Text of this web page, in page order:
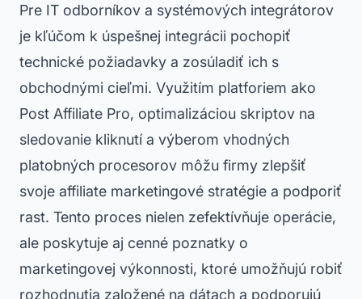
Pre IT odborníkov a systémových integrátorov
je kľúčom k úspešnej integrácii pochopiť
technické požiadavky a zosúladiť ich s
obchodnými cieľmi. Využitím platforiem ako
Post Affiliate Pro, optimalizáciou skriptov na
sledovanie kliknutí a výberom vhodných
platobných procesorov môžu firmy zlepšiť
svoje affiliate marketingové stratégie a podporiť
rast. Tento proces nielen zefektívňuje operácie,
ale poskytuje aj cenné poznatky o
marketingovej výkonnosti, ktoré umožňujú robiť
rozhodnutia založené na dátach a podporujú